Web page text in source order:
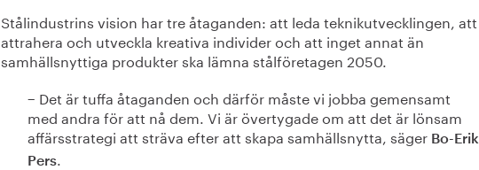
Stålindustrins vision har tre åtaganden: att leda teknikutvecklingen, att
attrahera och utveckla kreativa individer och att inget annat än
samhällsnyttiga produkter ska lämna stålföretagen 2050.
− Det är tuffa åtaganden och därför måste vi jobba gemensamt
med andra för att nå dem. Vi är övertygade om att det är lönsam
affärsstrategi att sträva efter att skapa samhällsnytta, säger Bo-Erik
Pers.